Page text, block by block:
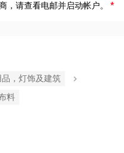
，请查看电邮并启动帐户。
，灯饰及建筑
料